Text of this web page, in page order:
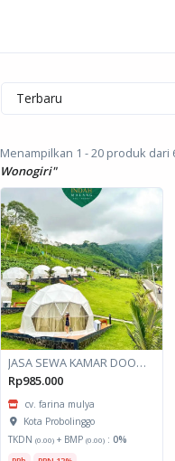
Menampilkan 1 - 20 produk dari
Wonogiri"
JASA SEWA KAMAR DOOM / GLAMPING kapasitas 2 orang
Rp985.000
cv. farina mulya
Kota Probolinggo
TKDN (0.00)+ BMP (0.00): 0%